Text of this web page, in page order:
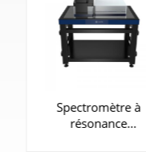
Spectromètre à
résonance